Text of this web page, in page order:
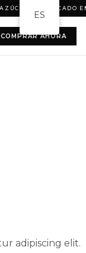
· FABRICADO EN
COMPRAR AHORA
adipiscing elit.
ES